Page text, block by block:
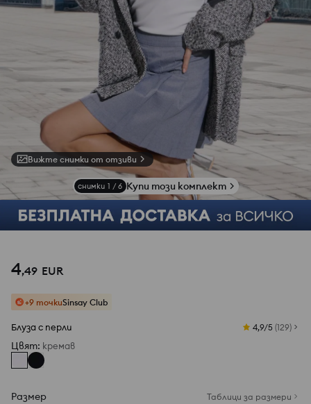
Вижте снимки от отзиви
снимки 1 / 6 Купи този комплект
4,49 EUR
+9 точкиSinsay Club
Блуза с перли 4,9/5 (129)
Цвят: кремав
Размер Таблици за размери